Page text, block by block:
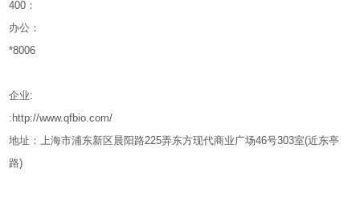
400 ：
办公：
*8006
企业:
:http://www.qfbio.com/
地址：上海市浦东新区晨阳路225弄东方现代商业广场46号303室(近东亭
路)